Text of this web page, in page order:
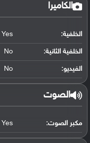
الكاميرا
الخلفية: Yes
الخلفية الثانية: No
الفيديو: No
الصوت
مكبر الصوت: Yes